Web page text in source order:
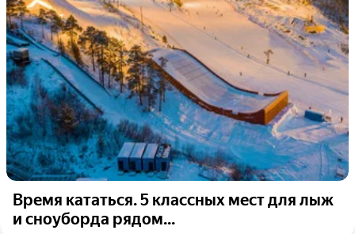
Время кататься. 5 классных мест для лыж
и сноуборда рядом...